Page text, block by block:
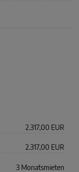
2.317,00 EUR
2.317,00 EUR
3 Monatsmieten